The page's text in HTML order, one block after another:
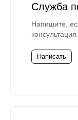
Служба
Напишите,
Написать